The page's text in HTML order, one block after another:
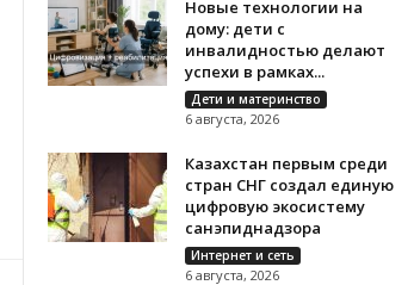
Новые технологии на
дому: дети с
инвалидностью делают
успехи в рамках...
Дети и материнство
6 августа, 2026
Казахстан первым среди
стран СНГ создал единую
цифровую экосистему
санэпиднадзора
Интернет и сеть
6 августа, 2026